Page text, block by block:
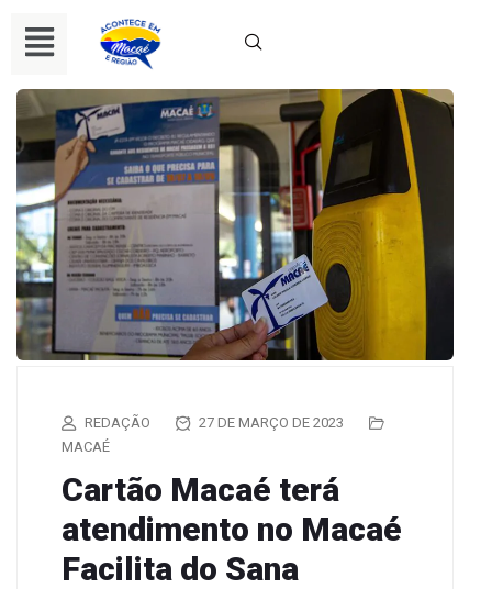
REDAÇÃO
27 DE MARÇO DE 2023
MACAÉ
Cartão Macaé terá
atendimento no Macaé
Facilita do Sana